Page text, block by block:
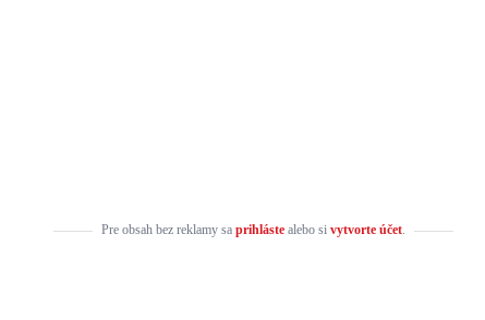
Pre obsah bez reklamy sa prihlástealebo si vytvorte účet.